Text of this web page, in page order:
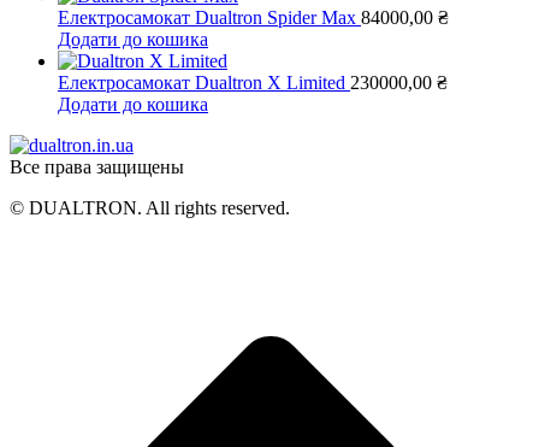
Електросамокат Dualtron Spider Max 84000,00 ₴
Додати до кошика
Електросамокат Dualtron X Limited 230000,00 ₴
Додати до кошика
Все права защищены
© DUALTRON. All rights reserved.